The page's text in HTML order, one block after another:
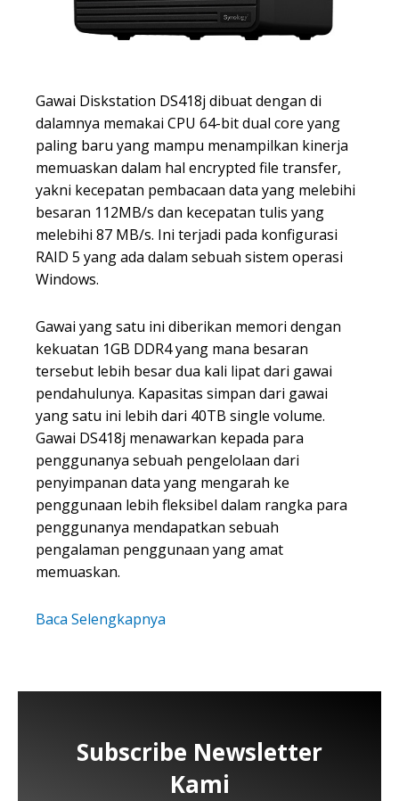
Gawai Diskstation DS418j dibuat dengan di
dalamnya memakai CPU 64-bit dual core yang
paling baru yang mampu menampilkan kinerja
memuaskan dalam hal encrypted file transfer,
yakni kecepatan pembacaan data yang melebihi
besaran 112MB/s dan kecepatan tulis yang
melebihi 87 MB/s. Ini terjadi pada konfigurasi
RAID 5 yang ada dalam sebuah sistem operasi
Windows.
Gawai yang satu ini diberikan memori dengan
kekuatan 1GB DDR4 yang mana besaran
tersebut lebih besar dua kali lipat dari gawai
pendahulunya. Kapasitas simpan dari gawai
yang satu ini lebih dari 40TB single volume.
Gawai DS418j menawarkan kepada para
penggunanya sebuah pengelolaan dari
penyimpanan data yang mengarah ke
penggunaan lebih fleksibel dalam rangka para
penggunanya mendapatkan sebuah
pengalaman penggunaan yang amat
memuaskan.
Baca Selengkapnya
Subscribe Newsletter
Kami